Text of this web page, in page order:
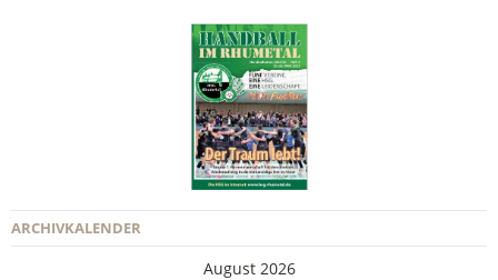
ARCHIVKALENDER
August 2026